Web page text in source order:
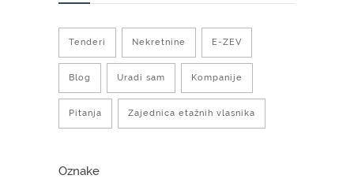
Tenderi Nekretnine E-ZEV
Blog Uradi sam Kompanije
Pitanja Zajednica etažnih vlasnika
Oznake